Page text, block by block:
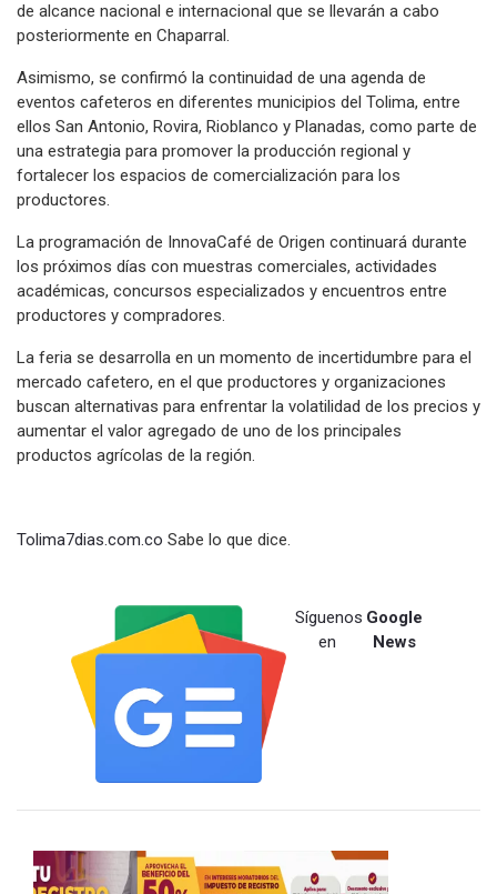
de alcance nacional e internacional que se llevarán a cabo
posteriormente en Chaparral.
Asimismo, se confirmó la continuidad de una agenda de
eventos cafeteros en diferentes municipios del Tolima, entre
ellos San Antonio, Rovira, Rioblanco y Planadas, como parte de
una estrategia para promover la producción regional y
fortalecer los espacios de comercialización para los
productores.
La programación de InnovaCafé de Origen continuará durante
los próximos días con muestras comerciales, actividades
académicas, concursos especializados y encuentros entre
productores y compradores.
La feria se desarrolla en un momento de incertidumbre para el
mercado cafetero, en el que productores y organizaciones
buscan alternativas para enfrentar la volatilidad de los precios y
aumentar el valor agregado de uno de los principales
productos agrícolas de la región.
Tolima7dias.com.co Sabe lo que dice.
Síguenos
en
Google
News